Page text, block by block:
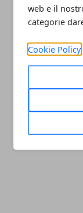
web e il
categorie
Cookie Policy
rapporto